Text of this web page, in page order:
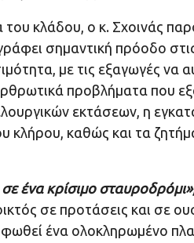
κλάδου, ο κ. Σχοινάς
σημαντική πρόοδο
με τις εξαγωγές να
προβλήματα που
εκτάσεων, η
κλήρου, καθώς και τα
ένα κρίσιμο
σε προτάσεις και σε
ένα ολοκληρωμένο